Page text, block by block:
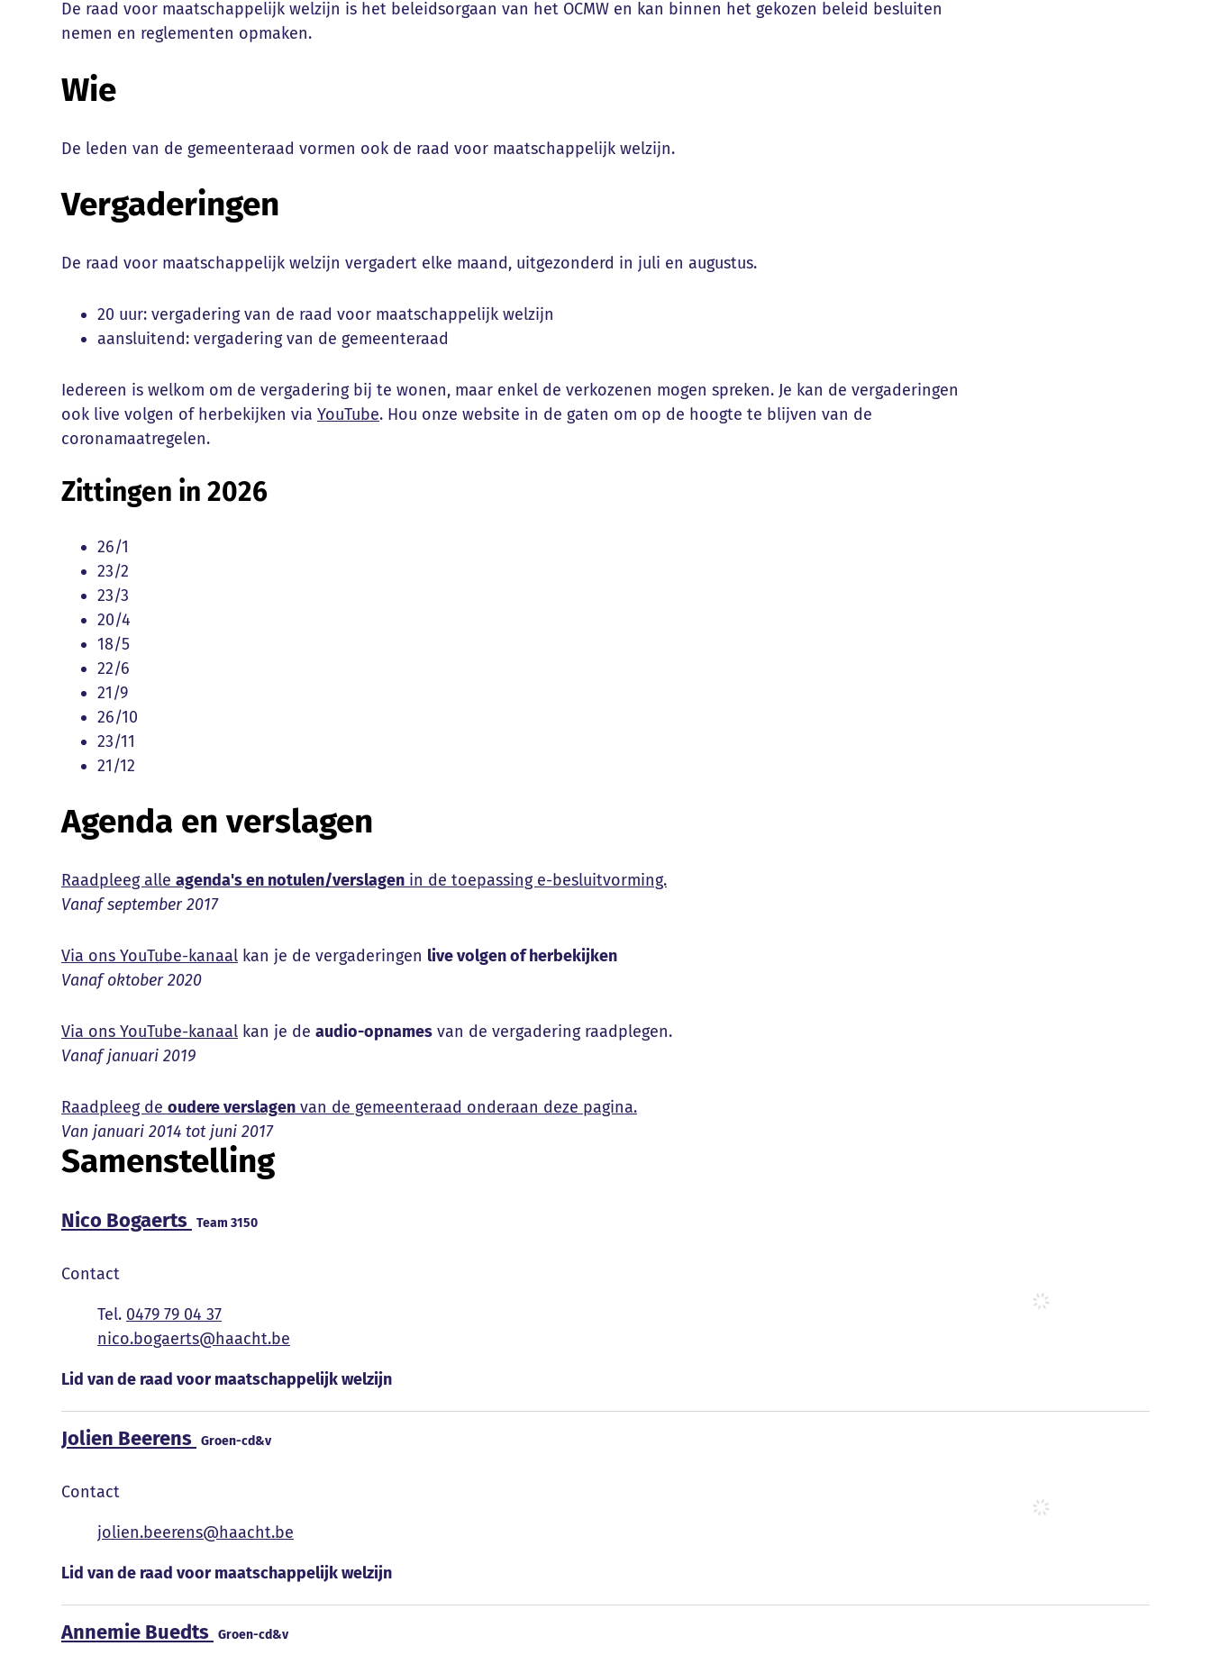
De raad voor maatschappelijk welzijn is het beleidsorgaan van het OCMW en kan binnen het gekozen beleid besluiten
nemen en reglementen opmaken.
Wie
De leden van de gemeenteraad vormen ook de raad voor maatschappelijk welzijn.
Vergaderingen
De raad voor maatschappelijk welzijn vergadert elke maand, uitgezonderd in juli en augustus.
20 uur: vergadering van de raad voor maatschappelijk welzijn
aansluitend: vergadering van de gemeenteraad
Iedereen is welkom om de vergadering bij te wonen, maar enkel de verkozenen mogen spreken. Je kan de vergaderingen
ook live volgen of herbekijken via YouTube. Hou onze website in de gaten om op de hoogte te blijven van de
coronamaatregelen.
Zittingen in 2026
26/1
23/2
23/3
20/4
18/5
22/6
21/9
26/10
23/11
21/12
Agenda en verslagen
Raadpleeg alle agenda's en notulen/verslagen in de toepassing e-besluitvorming.
Vanaf september 2017
Via ons YouTube-kanaal kan je de vergaderingen live volgen of herbekijken
Vanaf oktober 2020
Via ons YouTube-kanaal kan je de audio-opnames van de vergadering raadplegen.
Vanaf januari 2019
Raadpleeg de oudere verslagen van de gemeenteraad onderaan deze pagina.
Van januari 2014 tot juni 2017
Samenstelling
Nico Bogaerts Team 3150
Contact
0479 79 04 37
E-mailnico.bogaerts@haacht.be
Functies
Lid van de raad voor maatschappelijk welzijn
Jolien Beerens Groen-cd&v
Contact
E-mailjolien.beerens@haacht.be
Functies
Lid van de raad voor maatschappelijk welzijn
Annemie Buedts Groen-cd&v